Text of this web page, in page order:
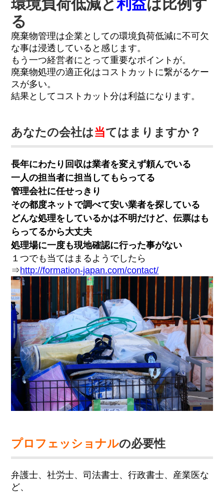
環境負荷低減と利益は比例す
る
廃棄物管理は企業としての環境負荷低減に不可欠
な事は浸透していると感じます。
もう一つ経営者にとって重要なポイントが。
廃棄物処理の適正化はコストカットに繋がるケー
スが多い。
結果としてコストカット分は利益になります。
あなたの会社は当てはまりますか？
長年にわたり回収は業者を変えず頼んでいる
一人の担当者に担当してもらってる
管理会社に任せっきり
その都度ネットで調べて安い業者を探している
どんな処理をしているかは不明だけど、伝票はも
らってるから大丈夫
処理場に一度も現地確認に行った事がない
１つでも当てはまるようでしたら
⇒http://formation-japan.com/contact/
プロフェッショナルの必要性
弁護士、社労士、司法書士、行政書士、産業医な
ど、